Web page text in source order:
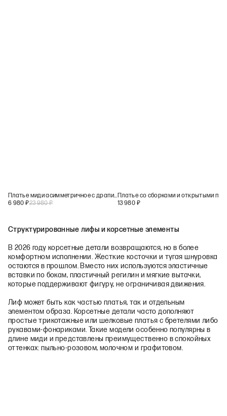
Платье миди асимметричное с драпировкой
6 980 ₽23 980₽
13 980 ₽
Структурированные лифы и корсетные элементы
В 2026 году корсетные детали возвращаются, но в более
комфортном исполнении. Жесткие косточки и тугая шнуровка
остаются в прошлом. Вместо них используются эластичные
вставки по бокам, пластичный регилин и мягкие вытачки,
которые поддерживают фигуру, не ограничивая движения.
Лиф может быть как частью платья, так и отдельным
элементом образа. Корсетные детали часто дополняют
простые трикотажные или шелковые платья с бретелями либо
рукавами-фонариками. Такие модели особенно популярны в
длине миди и представлены преимущественно в спокойных
оттенках: пыльно-розовом, молочном и графитовом.